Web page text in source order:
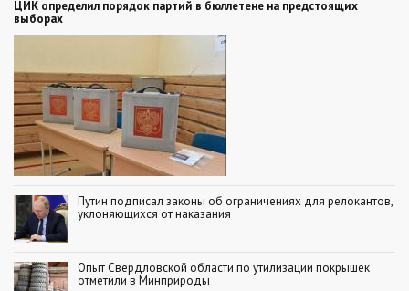
ЦИК определил порядок партий в бюллетене на предстоящих
выборах
Путин подписал законы об ограничениях для релокантов,
уклоняющихся от наказания
Опыт Свердловской области по утилизации покрышек
отметили в Минприроды